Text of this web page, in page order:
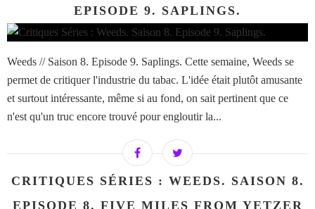
EPISODE 9. SAPLINGS.
Weeds // Saison 8. Episode 9. Saplings. Cette semaine, Weeds se
permet de critiquer l'industrie du tabac. L'idée était plutôt amusante
et surtout intéressante, même si au fond, on sait pertinent que ce
n'est qu'un truc encore trouvé pour engloutir la...
CRITIQUES SÉRIES : WEEDS. SAISON 8.
EPISODE 8. FIVE MILES FROM YETZER